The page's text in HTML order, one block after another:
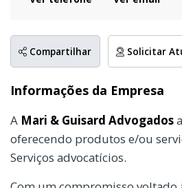
Compartilhar Solicitar
Informações da Empresa
A Mari & Guisard Advogados
oferecendo produtos e/ou
Serviços advocatícios.